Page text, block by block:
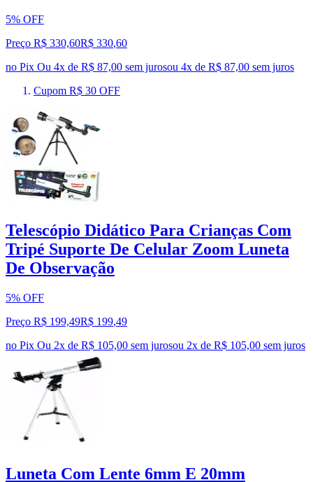
5% OFF
Preço R$ 330,60R$ 330,60
no Pix Ou 4x de R$ 87,00 sem jurosou 4x de R$ 87,00 sem juros
Cupom R$ 30 OFF
Telescópio Didático Para Crianças Com
Tripé Suporte De Celular Zoom Luneta
De Observação
5% OFF
Preço R$ 199,49R$ 199,49
no Pix Ou 2x de R$ 105,00 sem jurosou 2x de R$ 105,00 sem juros
Luneta Com Lente 6mm E 20mm